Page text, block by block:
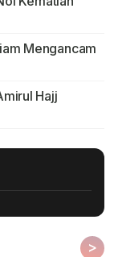
Mengancam
Hajj
>